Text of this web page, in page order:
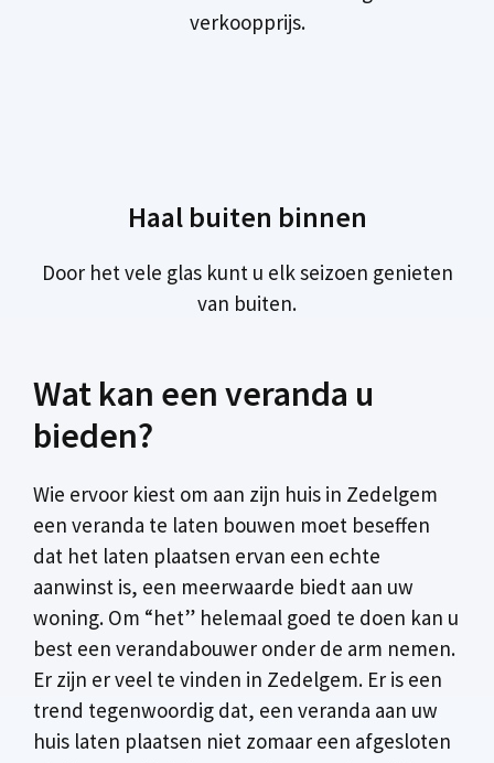
verkoopprijs.
Haal buiten binnen
Door het vele glas kunt u elk seizoen genieten
van buiten.
Wat kan een veranda u
bieden?
Wie ervoor kiest om aan zijn huis in Zedelgem
een veranda te laten bouwen moet beseffen
dat het laten plaatsen ervan een echte
aanwinst is, een meerwaarde biedt aan uw
woning. Om “het” helemaal goed te doen kan u
best een verandabouwer onder de arm nemen.
Er zijn er veel te vinden in Zedelgem. Er is een
trend tegenwoordig dat, een veranda aan uw
huis laten plaatsen niet zomaar een afgesloten